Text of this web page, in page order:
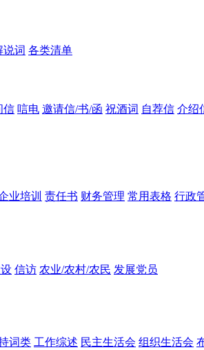
说词 各类清单
信 唁电 邀请信/书/函 祝酒词 自荐信 介绍
业培训 责任书 财务管理 常用表格 行政
信访 农业/农村/农民 发展党员
词类 工作综述 民主生活会 组织生活会